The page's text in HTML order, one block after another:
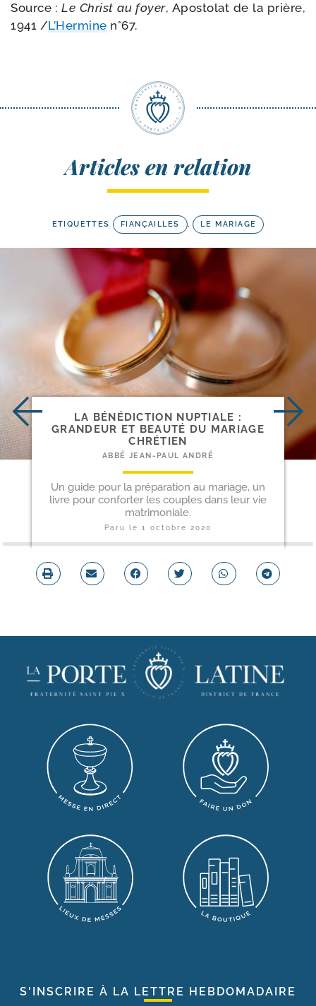
Source :Le Christ au foyer, Apostolat de la prière,
1941 /​L’Herminen°67.
Articles en relation
ETIQUETTES FIANÇAILLES , LE MARIAGE
LA BÉNÉDICTION NUPTIALE :
GRANDEUR ET BEAUTÉ DU MARIAGE
CHRÉTIEN
ABBÉ JEAN-PAUL ANDRÉ
Un guide pour la préparation au mariage, un
livre pour conforter les couples dans leur vie
matrimoniale.
Paru le 1 octobre 2020
S'INSCRIRE À LA LETTRE HEBDOMADAIRE